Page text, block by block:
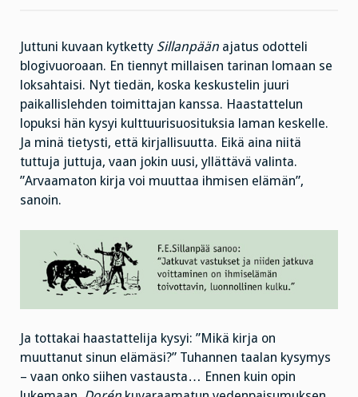
Juttuni kuvaan kytketty Sillanpään ajatus odotteli
blogivuoroaan. En tiennyt millaisen tarinan lomaan se
loksahtaisi. Nyt tiedän, koska keskustelin juuri
paikallislehden toimittajan kanssa. Haastattelun
lopuksi hän kysyi kulttuurisuosituksia laman keskelle.
Ja minä tietysti, että kirjallisuutta. Eikä aina niitä
tuttuja juttuja, vaan jokin uusi, yllättävä valinta.
”Arvaamaton kirja voi muuttaa ihmisen elämän”,
sanoin.
Ja tottakai haastattelija kysyi: ”Mikä kirja on
muuttanut sinun elämäsi?” Tuhannen taalan kysymys
– vaan onko siihen vastausta… Ennen kuin opin